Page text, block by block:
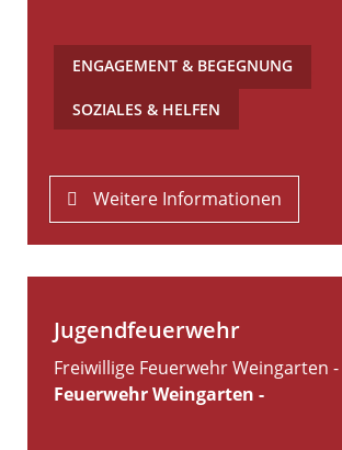
ENGAGEMENT & BEGEGNUNG
SOZIALES & HELFEN
Weitere Informationen
Jugendfeuerwehr
Freiwillige Feuerwehr Weingarten -
Feuerwehr Weingarten -